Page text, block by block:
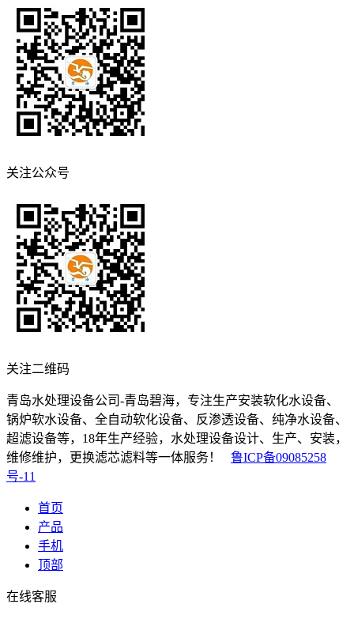
关注公众号
关注二维码
青岛水处理设备公司-青岛碧海，专注生产安装软化水设备、
锅炉软水设备、全自动软化设备、反渗透设备、纯净水设备、
超滤设备等，18年生产经验，水处理设备设计、生产、安装，
维修维护，更换滤芯滤料等一体服务！ 鲁ICP备09085258
号-11
首页
产品
手机
顶部
在线客服